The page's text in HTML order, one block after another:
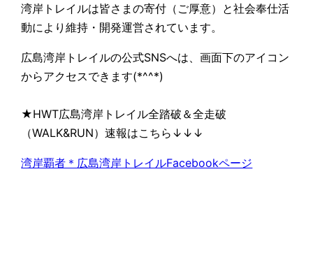
湾岸トレイルは皆さまの寄付（ご厚意）と社会奉仕活
動により維持・開発運営されています。
広島湾岸トレイルの公式SNSへは、画面下のアイコン
からアクセスできます(*^^*)
★HWT広島湾岸トレイル全踏破＆全走破
（WALK&RUN）速報はこちら↓↓↓
湾岸覇者＊広島湾岸トレイルFacebookページ